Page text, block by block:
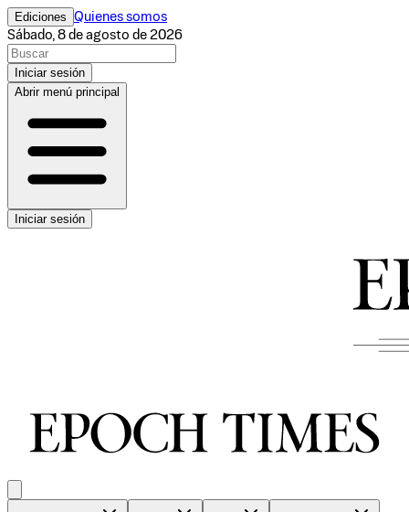
Ediciones Quienes somos
Sábado, 8 de agosto de 2026
Iniciar sesión
Abrir menú principal
Iniciar sesión